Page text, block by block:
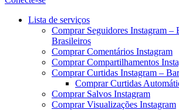
Menu
Lista de serviços
Comprar Seguidores Instagram –
Brasileiros
Comprar Comentários Instagram
Comprar Compartilhamentos
Comprar Curtidas Instagram –
Comprar Curtidas
Comprar Salvos Instagram
Comprar Visualizações Instagram